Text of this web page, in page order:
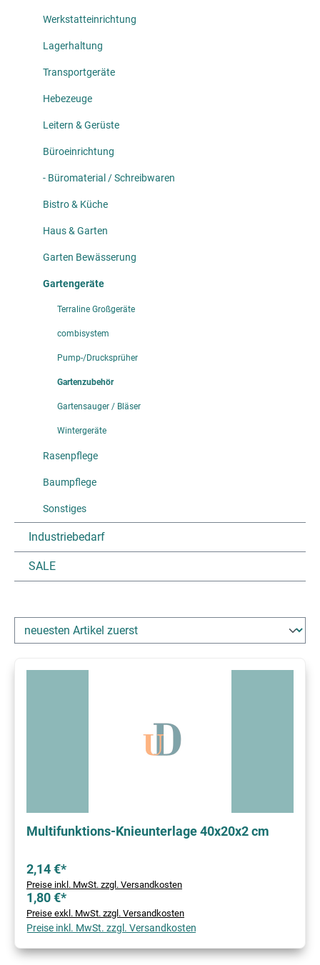
Werkstatteinrichtung
Lagerhaltung
Transportgeräte
Hebezeuge
Leitern & Gerüste
Büroeinrichtung
- Büromaterial / Schreibwaren
Bistro & Küche
Haus & Garten
Garten Bewässerung
Gartengeräte
Terraline Großgeräte
combisystem
Pump-/Drucksprüher
Gartenzubehör
Gartensauger / Bläser
Wintergeräte
Rasenpflege
Baumpflege
Sonstiges
Industriebedarf
SALE
Multifunktions-Knieunterlage 40x20x2 cm
2,14 €*
Preise inkl. MwSt. zzgl. Versandkosten
1,80 €*
Preise exkl. MwSt. zzgl. Versandkosten
Preise inkl. MwSt. zzgl. Versandkosten